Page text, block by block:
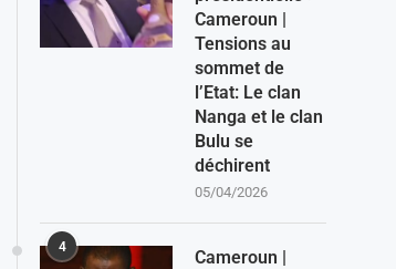
Cameroun |
Tensions au
sommet de
l’Etat: Le clan
Nanga et le clan
Bulu se
déchirent
05/04/2026
4
Cameroun |